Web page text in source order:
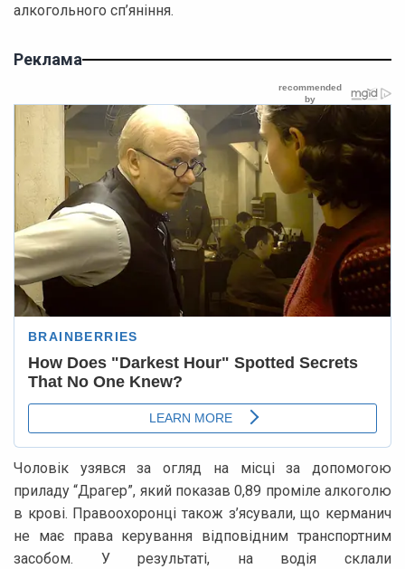
алкогольного сп’яніння.
Реклама
Чоловік узявся за огляд на місці за допомогою
приладу “Драгер”, який показав 0,89 проміле алкоголю
в крові. Правоохоронці також з’ясували, що керманич
не має права керування відповідним транспортним
засобом. У результаті, на водія склали